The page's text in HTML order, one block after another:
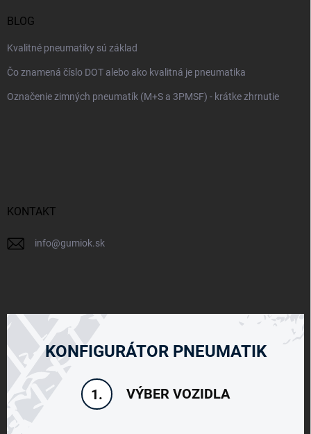
BLOG
Kvalitné pneumatiky sú základ
Čo znamená číslo DOT alebo ako kvalitná je pneumatika
Označenie zimných pneumatík (M+S a 3PMSF) - krátke zhrnutie
KONTAKT
info@gumiok.sk
KONFIGURÁTOR PNEUMATIK
1. VÝBER VOZIDLA